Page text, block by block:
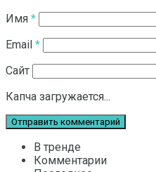
Имя *
Email *
Сайт
Капча загружается...
В тренде
Комментарии